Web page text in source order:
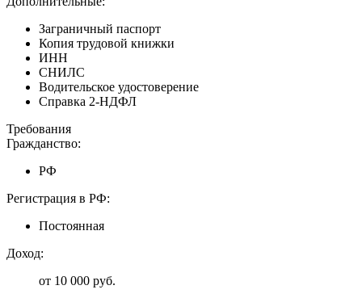
Заграничный паспорт
Копия трудовой книжки
ИНН
СНИЛС
Водительское удостоверение
Справка 2-НДФЛ
Требования
Гражданство:
РФ
Регистрация в РФ:
Постоянная
Доход:
от 10 000 руб.